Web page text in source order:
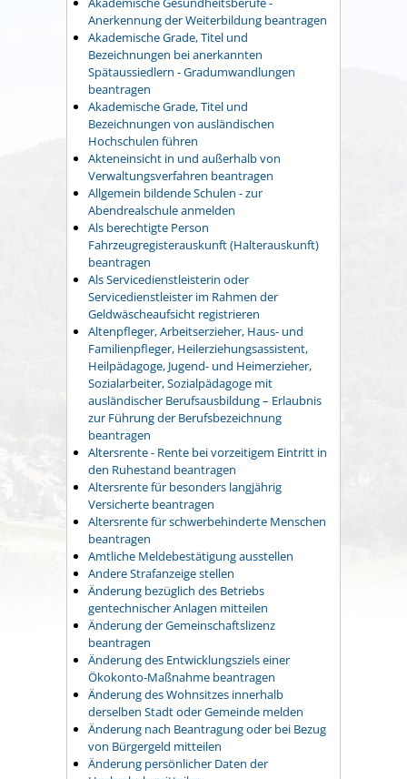
Anerkennung der Weiterbildung beantragen
Akademische Grade, Titel und
Bezeichnungen bei anerkannten
Spätaussiedlern - Gradumwandlungen
beantragen
Akademische Grade, Titel und
Bezeichnungen von ausländischen
Hochschulen führen
Akteneinsicht in und außerhalb von
Verwaltungsverfahren beantragen
Allgemein bildende Schulen - zur
Abendrealschule anmelden
Als berechtigte Person
Fahrzeugregisterauskunft (Halterauskunft)
beantragen
Als Servicedienstleisterin oder
Servicedienstleister im Rahmen der
Geldwäscheaufsicht registrieren
Altenpfleger, Arbeitserzieher, Haus- und
Familienpfleger, Heilerziehungsassistent,
Heilpädagoge, Jugend- und Heimerzieher,
Sozialarbeiter, Sozialpädagoge mit
ausländischer Berufsausbildung – Erlaubnis
zur Führung der Berufsbezeichnung
beantragen
Altersrente - Rente bei vorzeitigem Eintritt in
den Ruhestand beantragen
Altersrente für besonders langjährig
Versicherte beantragen
Altersrente für schwerbehinderte Menschen
beantragen
Amtliche Meldebestätigung ausstellen
Andere Strafanzeige stellen
Änderung bezüglich des Betriebs
gentechnischer Anlagen mitteilen
Änderung der Gemeinschaftslizenz
beantragen
Änderung des Entwicklungsziels einer
Ökokonto-Maßnahme beantragen
Änderung des Wohnsitzes innerhalb
derselben Stadt oder Gemeinde melden
Änderung nach Beantragung oder bei Bezug
von Bürgergeld mitteilen
Änderung persönlicher Daten der